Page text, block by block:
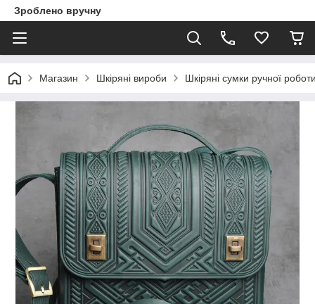
Зроблено вручну
Магазин Шкіряні вироби Шкіряні сумки ручної